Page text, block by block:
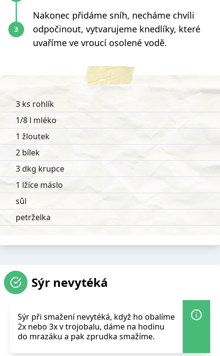
Nakonec přidáme sníh, necháme chvíli
odpočinout, vytvarujeme knedlíky, které
uvaříme ve vroucí osolené vodě.
3 ks rohlík
1/8 l mléko
1 žloutek
2 bílek
3 dkg krupce
1 lžíce máslo
sůl
petrželka
Sýr nevytéká
Sýr při smažení nevytéká, když ho obalíme
2x nebo 3x v trojobalu, dáme na hodinu
do mrazáku a pak zprudka smažíme.